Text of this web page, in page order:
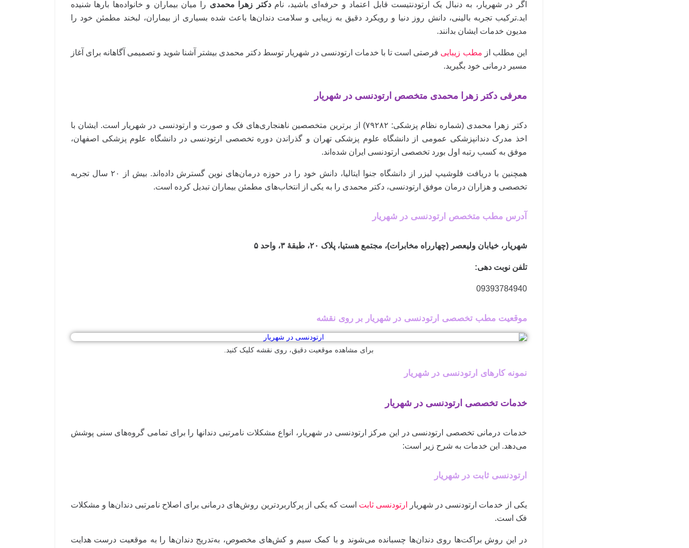
اگر در شهریار، به دنبال یک ارتودنتیست قابل اعتماد و حرفه‌ای باشید، نامدکتر زهرا محمدی را میان بیماران و خانواده‌ها بارها شنیده
اید.ترکیب تجربه بالینی، دانش روز دنیا و رویکرد دقیق به زیبایی و سلامت دندان‌ها باعث شده بسیاری از بیماران، لبخند مطمئن خود را
مدیون خدمات ایشان بدانند.
این مطلب از مطب زیبایی فرصتی است تا با خدمات ارتودنسی در شهریار توسط دکتر محمدی بیشتر آشنا شوید و تصمیمی آگاهانه برای آغاز
مسیر درمانی خود بگیرید.
معرفی دکتر زهرا محمدی متخصص ارتودنسی در شهریار
دکتر زهرا محمدی (شماره نظام پزشکی: ۷۹۲۸۲) از برترین متخصصین ناهنجاری‌های فک و صورت و ارتودنسی در شهریار است. ایشان با
اخذ مدرک دندانپزشکی عمومی از دانشگاه علوم پزشکی تهران و گذراندن دوره تخصصی ارتودنسی در دانشگاه علوم پزشکی اصفهان،
موفق به کسب رتبه اول بورد تخصصی ارتودنسی ایران شده‌اند.
همچنین با دریافت فلوشیپ لیزر از دانشگاه جنوا ایتالیا، دانش خود را در حوزه درمان‌های نوین گسترش داده‌اند. بیش از ۲۰ سال تجربه
تخصصی و هزاران درمان موفق ارتودنسی، دکتر محمدی را به یکی از انتخاب‌های مطمئن بیماران تبدیل کرده است.
آدرس مطب متخصص ارتودنسی در شهریار
شهریار، خیابان ولیعصر (چهارراه مخابرات)، مجتمع هستیا، پلاک ۲۰، طبقهٔ ۳، واحد ۵
تلفن نوبت دهی:
09393784940
موقعیت مطب تخصصی ارتودنسی در شهریار بر روی نقشه
برای مشاهده موقعیت دقیق، روی نقشه کلیک کنید.
نمونه کارهای ارتودنسی در شهریار
خدمات تخصصی ارتودنسی در شهریار
خدمات درمانی تخصصی ارتودنسی در این مرکز ارتودنسی در شهریار، انواع مشکلات نامرتبی دندانها را برای تمامی گروه‌های سنی پوشش
می‌دهد. این خدمات به شرح زیر است:
ارتودنسی ثابت در شهریار
یکی از خدمات ارتودنسی در شهریار ارتودنسی ثابت است که یکی از پرکاربردترین روش‌های درمانی برای اصلاح نامرتبی دندان‌ها و مشکلات
فک است.
در این روش براکت‌ها روی دندان‌ها چسبانده می‌شوند و با کمک سیم و کش‌های مخصوص، به‌تدریج دندان‌ها را به موقعیت درست هدایت